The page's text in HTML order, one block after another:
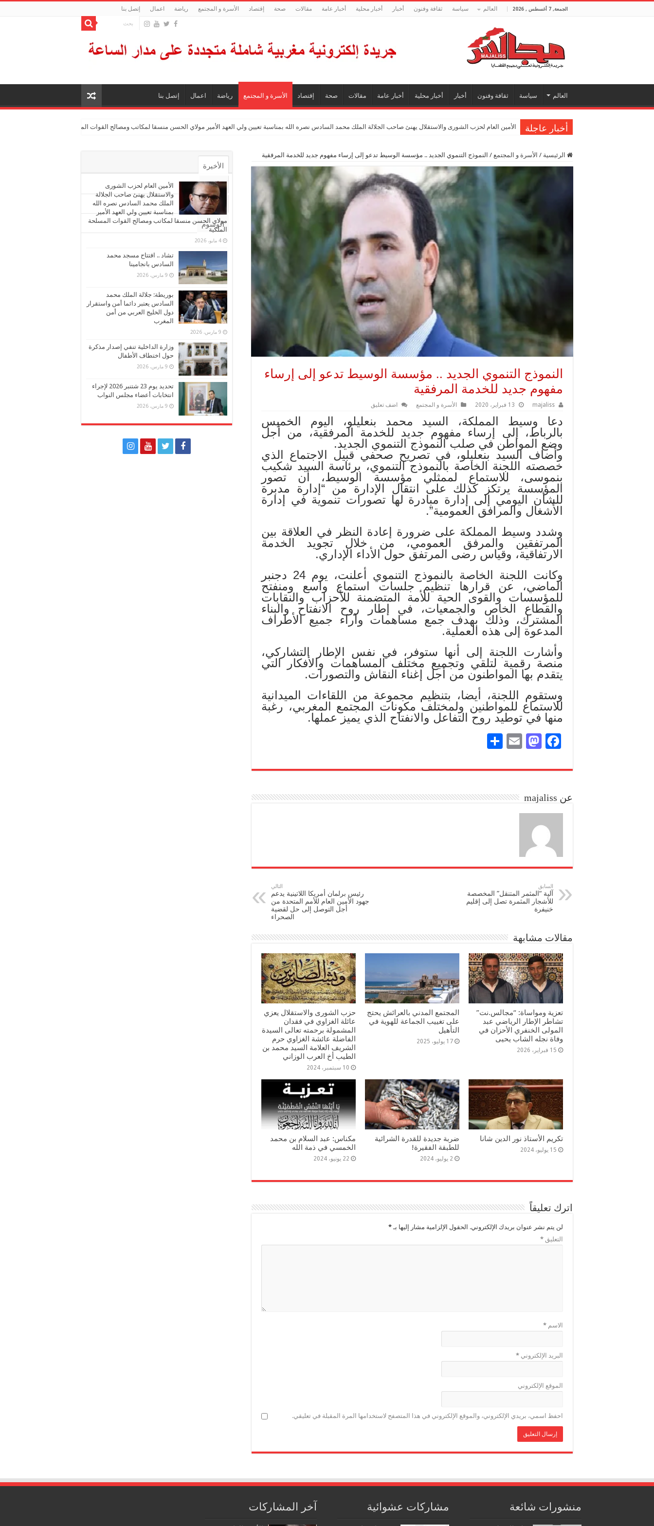
الجمعة, 7 أغسطس , 2026 العالم سياسة ثقافة وفنون أخبار أخبار محلية أخبار عامة مقالات صحة إقتصاد الأسرة و المجتمع رياضة اعمال إتصل بنا
العالم سياسة ثقافة وفنون أخبار أخبار محلية أخبار عامة مقالات صحة إقتصاد الأسرة و المجتمع رياضة اعمال إتصل بنا
أخبار عاجلة الأمين العام لحزب الشورى والاستقلال يهنئ صاحب الجلالة الملك محمد السادس نصره الله بمناسبة تعيين ولي العهد الأمير مولاي الحسن منسقا لمكاتب ومصالح القوات المسلحة الملكية
الرئيسية / الأسرة و المجتمع / النموذج التنموي الجديد .. مؤسسة الوسيط تدعو إلى إرساء مفهوم جديد للخدمة المرفقية
النموذج التنموي الجديد .. مؤسسة الوسيط تدعو إلى إرساء
مفهوم جديد للخدمة المرفقية
majaliss 13 فبراير، 2020 الأسرة و المجتمع اضف تعليق
دعا وسيط المملكة، السيد محمد بنعليلو، اليوم الخميس
بالرباط، إلى إرساء مفهوم جديد للخدمة المرفقية، من أجل
وضع المواطن في صلب النموذج التنموي الجديد.
وأضاف السيد بنعليلو، في تصريح صحفي قبيل الاجتماع الذي
خصصته اللجنة الخاصة بالنموذج التنموي، برئاسة السيد شكيب
بنموسى، للاستماع لممثلي مؤسسة الوسيط، أن تصور
المؤسسة يرتكز كذلك على انتقال الإدارة من “إدارة مدبرة
للشأن اليومي إلى إدارة مبادرة لها تصورات تنموية في إدارة
الأشغال والمرافق العمومية”.
وشدد وسيط المملكة على ضرورة إعادة النظر في العلاقة بين
المرتفقين والمرفق العمومي، من خلال تجويد الخدمة
الارتفاقية، وقياس رضى المرتفق حول الأداء الإداري.
وكانت اللجنة الخاصة بالنموذج التنموي أعلنت، يوم 24 دجنبر
الماضي، عن قرارها تنظيم جلسات استماع واسع ومنفتح
للمؤسسات والقوى الحية للأمة المتضمنة للأحزاب والنقابات
والقطاع الخاص والجمعيات، في إطار روح الانفتاح والبناء
المشترك، وذلك بهدف جمع مساهمات وآراء جميع الأطراف
المدعوة إلى هذه العملية.
وأشارت اللجنة إلى أنها ستوفر، في نفس الإطار التشاركي،
منصة رقمية لتلقي وتجميع مختلف المساهمات والأفكار التي
يتقدم بها المواطنون من أجل إغناء النقاش والتصورات.
وستقوم اللجنة، أيضا، بتنظيم مجموعة من اللقاءات الميدانية
للاستماع للمواطنين ولمختلف مكونات المجتمع المغربي، رغبة
منها في توطيد روح التفاعل والانفتاح الذي يميز عملها.
Fa
bo
M
to
n
E
ail
re
عن majaliss
السابق
آلية “المثمر المتنقل” المخصصة
للأشجار المثمرة تصل إلى إقليم
خنيفرة
التالي
رئيس برلمان أمريكا اللاتينية يدعم
جهود الأمين العام للأمم المتحدة من
أجل التوصل إلى حل لقضية
الصحراء
مقالات مشابهة
تعزية ومواساة: “مجالس.نت”
تشاطر الإطار الرياضي عبد
المولى الخنفري الأحزان في
وفاة نجله الشاب يحيى
15 فبراير، 2026
المجتمع المدني بالعرائش يحتج
على تغييب الجماعة للهوية في
التأهيل
17 يوليو، 2025
حزب الشورى والاستقلال يعزي
عائلة الغزاوي في فقدان
المشمولة برحمته تعالى السيدة
الفاضلة عائشة الغزاوي حرم
الشريف العلامة السيد محمد بن
الطيب أخ العرب الوزاني
10 سبتمبر، 2024
تكريم الأستاذ نور الدين شانا
15 يوليو، 2024
ضربة جديدة للقدرة الشرائية
للطبقة الفقيرة!
2 يوليو، 2024
مكناس: عبد السلام بن محمد
الخمسي في ذمة الله
22 يونيو، 2024
اترك تعليقاً
لن يتم نشر عنوان بريدك الإلكتروني. الحقول الإلزامية مشار إليها بـ*
التعليق *
الاسم *
البريد الإلكتروني *
الموقع الإلكتروني
احفظ اسمي، بريدي الإلكتروني، والموقع الإلكتروني في هذا المتصفح لاستخدامها المرة المقبلة في تعليقي.
الأخيرة
الأشهر
تعليقات
الوسوم
الأمين العام لحزب الشورى
والاستقلال يهنئ صاحب الجلالة
الملك محمد السادس نصره الله
بمناسبة تعيين ولي العهد الأمير
مولاي الحسن منسقا لمكاتب ومصالح القوات المسلحة
الملكية
4 مايو، 2026
تشاد .. افتتاح مسجد محمد
السادس بانجامينا
9 مارس، 2026
بوريطة: جلالة الملك محمد
السادس يعتبر دائما أمن واستقرار
دول الخليج العربي من أمن
المغرب
9 مارس، 2026
وزارة الداخلية تنفي إصدار مذكرة
حول اختطاف الأطفال
9 مارس، 2026
تحديد يوم 23 شتنبر 2026 لإجراء
انتخابات أعضاء مجلس النواب
9 مارس، 2026
منشورات شائعة مشاركات عشوائية آخر المشاركات